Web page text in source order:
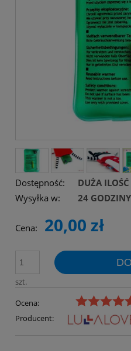
Dostępność:
DUŻA ILOŚĆ
Wysyłka w:
24 GODZINY
Cena: 20,00 zł
szt.
Ocena:
Producent: